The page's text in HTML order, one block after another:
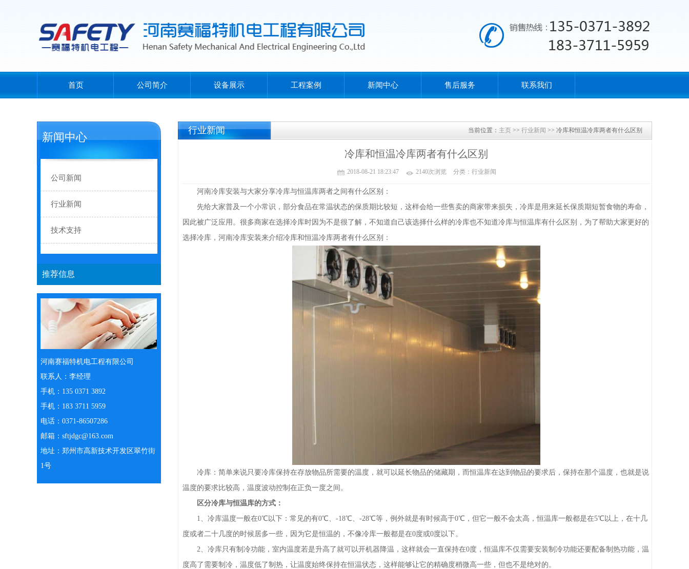
首页 公司简介 设备展示 工程案例 新闻中心 售后服务 联系我们
新闻中心
公司新闻
行业新闻
技术支持
推荐信息
河南赛福特机电工程有限公司
联系人：李经理
手机：135 0371 3892
手机：183 3711 5959
电话：0371-86507286
邮箱：sftjdgc@163.com
地址：郑州市高新技术开发区翠竹街
1号
行业新闻 当前位置： 主页 >> 行业新闻 >> 冷库和恒温冷库两者有什么区别
冷库和恒温冷库两者有什么区别
2018-08-21 18:23:47 2140次浏览 分类：行业新闻
河南冷库安装与大家分享冷库与恒温库两者之间有什么区别：
先给大家普及一个小常识，部分食品在常温状态的保质期比较短，这样会给一些售卖的商家带来损失，冷库是用来延长保质期短暂食物的寿命，
因此被广泛应用。很多商家在选择冷库时因为不是很了解，不知道自己该选择什么样的冷库也不知道冷库与恒温库有什么区别，为了帮助大家更好的
选择冷库， 河南冷库安装来介绍冷库和恒温冷库两者有什么区别 ：
冷库：简单来说只要冷库保持在存放物品所需要的温度，就可以延长物品的储藏期，而恒温库在达到物品的要求后，保持在那个温度，也就是说
温度的要求比较高，温度波动控制在正负一度之间。
区分冷库与恒温库的方式：
1、冷库温度一般在0℃以下：常见的有0℃、-18℃、-28℃等，例外就是有时候高于0℃，但它一般不会太高，恒温库一般都是在5℃以上，在十几
度或者二十几度的时候居多一些，因为它是恒温的，不像冷库一般都是在0度或0度以下。
2、冷库只有制冷功能，室内温度若是升高了就可以开机器降温，这样就会一直保持在0度，恒温库不仅需要安装制冷功能还要配备制热功能，温
度高了需要制冷，温度低了制热，让温度始终保持在恒温状态，这样能够让它的精确度稍微高一些，但也不是绝对的。